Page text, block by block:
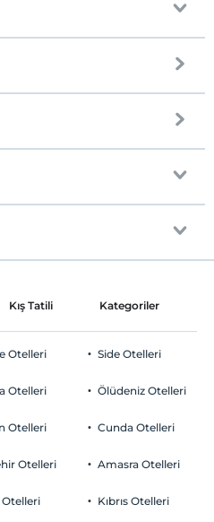
fi
Açık Otopark
ile süsleme
Kış Tatili Kategoriler
Otelleri
Otelleri
Otelleri
Otelleri
Otelleri
Side Otelleri
Ölüdeniz Otelleri
Cunda Otelleri
Amasra Otelleri
Kıbrıs Otelleri